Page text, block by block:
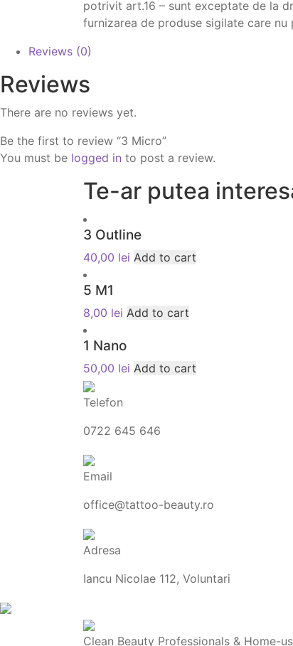
potrivit art.16 – sunt exceptate de la
furnizarea de produse sigilate care
Reviews (0)
Reviews
There are no reviews yet.
Be the first to review “3 Micro”
You must be logged in to post a review.
Te-ar putea
3 Outline
40,00 lei Add to cart
5 M1
8,00 lei Add to cart
1 Nano
50,00 lei Add to cart
Telefon
0722 645 646
Email
office@tattoo-beauty.ro
Adresa
Iancu Nicolae 112, Voluntari
Clean Beauty Professionals & Home-